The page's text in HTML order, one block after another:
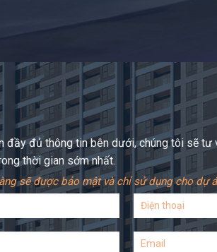
đầy đủ thông tin bên dưới, chúng tôi sẽ
thời gian sớm nhất.
sẽ được bảo mật và chỉ sử dụng cho dự